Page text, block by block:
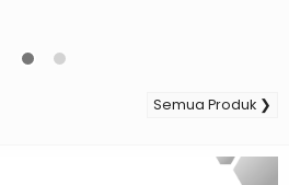
Semua Produk ❯